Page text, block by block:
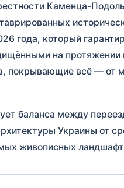
Каменца-
года, который
на протяжении
покрывающие всё — от
баланса между
Украины от
живописных